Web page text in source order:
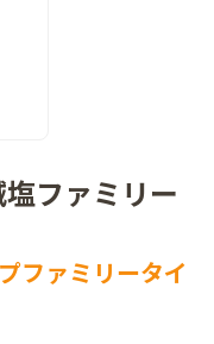
ファミリー
ファミリータイ